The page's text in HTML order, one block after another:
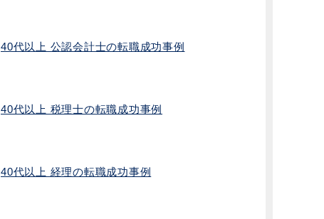
40代以上 公認会計士の転職成功事例
40代以上 税理士の転職成功事例
40代以上 経理の転職成功事例